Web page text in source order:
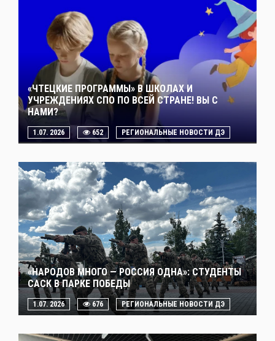
«ЧТЕЦКИЕ ПРОГРАММЫ» В ШКОЛАХ И
УЧРЕЖДЕНИЯХ СПО ПО ВСЕЙ СТРАНЕ! ВЫ С
НАМИ?
1.07. 2026 652 РЕГИОНАЛЬНЫЕ НОВОСТИ ДЭ
«НАРОДОВ МНОГО — РОССИЯ ОДНА»: СТУДЕНТЫ
САСК В ПАРКЕ ПОБЕДЫ
1.07. 2026 676 РЕГИОНАЛЬНЫЕ НОВОСТИ ДЭ